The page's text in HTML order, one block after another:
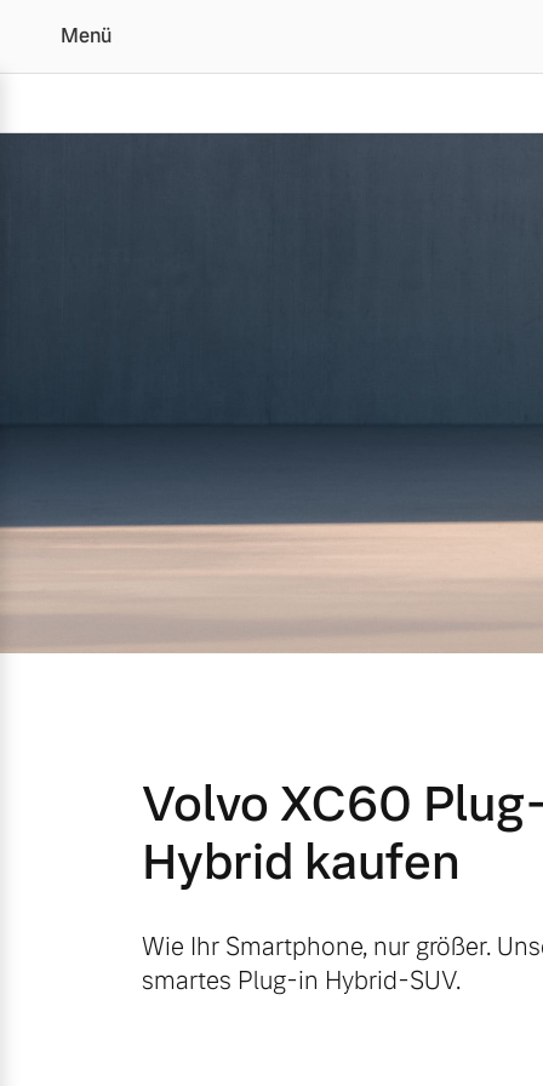
Der Volvo XC60 | Alle
Menü
Geschäftskunden
Editionsmodelle
Konnektivität
Aktuelle Angebote
Geschäftskunden
Über uns
Unser Team
Volvo XC60
Hybrid kaufen
Wie Ihr Smartphone, nur größer.
smartes Plug-in Hybrid-SUV.